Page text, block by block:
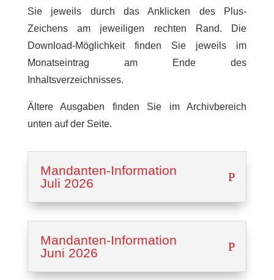
Sie jeweils durch das Ankli­cken des Plus-
Zeichens am jewei­li­gen rechten Rand. Die
Download-Möglich­keit finden Sie jeweils im
Monats­ein­trag am Ende des
Inhaltsverzeichnisses.
Ältere Ausga­ben finden Sie im Archiv­be­reich
unten auf der Seite.
Mandan­ten-Infor­ma­ti­on
Juli 2026
Mandan­ten-Infor­ma­ti­on
Juni 2026